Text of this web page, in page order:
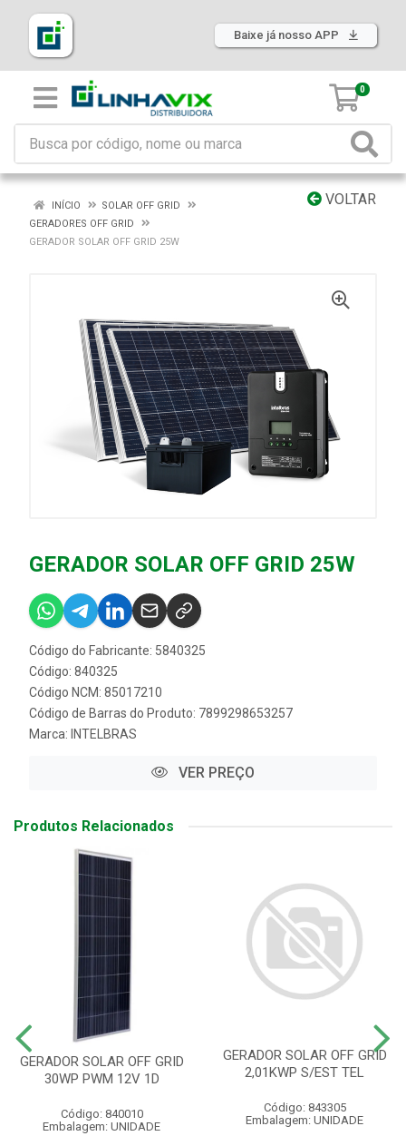
Baixe já nosso APP
0
VOLTAR
INÍCIO
SOLAR OFF GRID
GERADORES OFF GRID
GERADOR SOLAR OFF GRID 25W
GERADOR SOLAR OFF GRID 25W
Código do Fabricante: 5840325
Código: 840325
Código NCM: 85017210
Código de Barras do Produto: 7899298653257
Marca: INTELBRAS
VER PREÇO
Produtos Relacionados
GERADOR SOLAR OFF GRID
30WP PWM 12V 1D
Código: 840010
Embalagem: UNIDADE
GERADOR SOLAR OFF GRID
2,01KWP S/EST TEL
Código: 843305
Embalagem: UNIDADE